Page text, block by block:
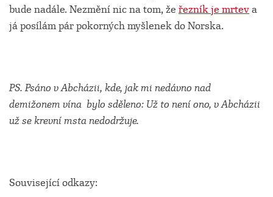
bude nadále. Nezmění nic na tom, že řezník je mrteva
já posílám pár pokorných myšlenek do Norska.
PS. Psáno v Abcházii, kde, jak mi nedávno nad
demižonem vína bylo sděleno: Už to není ono, v Abcházii
už se krevní msta nedodržuje.
Související odkazy: